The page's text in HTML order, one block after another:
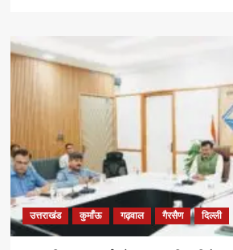
उत्तराखंड कुमाँऊ गढ़वाल गैरसैण दिल्ली